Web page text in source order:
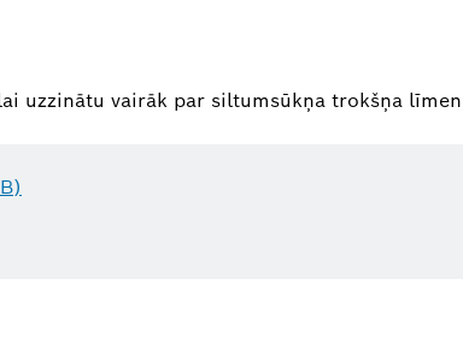
uzzinātu vairāk par siltumsūkņa trokšņa